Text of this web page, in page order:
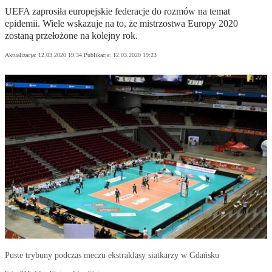
UEFA zaprosiła europejskie federacje do rozmów na temat
epidemii. Wiele wskazuje na to, że mistrzostwa Europy 2020
zostaną przełożone na kolejny rok.
Aktualizacja: 12.03.2020 19:34 Publikacja: 12.03.2020 19:23
Puste trybuny podczas meczu ekstraklasy siatkarzy w Gdańsku